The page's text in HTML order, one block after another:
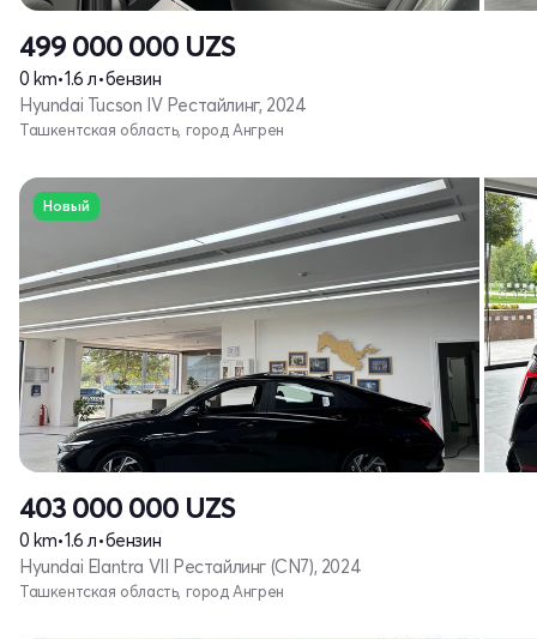
499 000 000 UZS
0 km•1.6 л•бензин
Hyundai Tucson IV Рестайлинг, 2024
Ташкентская область, город Ангрен
Новый
403 000 000 UZS
0 km•1.6 л•бензин
Hyundai Elantra VII Рестайлинг (CN7), 2024
Ташкентская область, город Ангрен